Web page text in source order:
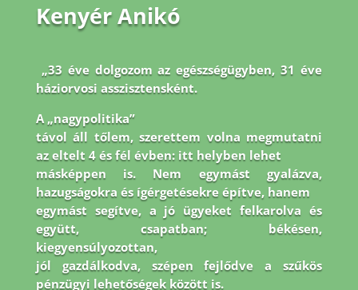
Kenyér Anikó
„33 éve dolgozom az egészségügyben, 31 éve
háziorvosi asszisztensként.
A „nagypolitika”
távol áll tőlem, szerettem volna megmutatni
az eltelt 4 és fél évben: itt helyben lehet
másképpen is. Nem egymást gyalázva,
hazugságokra és ígérgetésekre építve, hanem
egymást segítve, a jó ügyeket felkarolva és
együtt, csapatban; békésen,
kiegyensúlyozottan,
jól gazdálkodva, szépen fejlődve a szűkös
pénzügyi lehetőségek között is.